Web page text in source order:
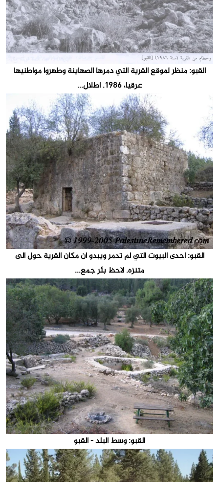
القبو: منظر لموقع القرية التي دمرها الصهاينة وطهروا مواطنيها
عرقيا، 1986. أطلال...
القبو: احدى البيوت التي لم تدمر ويبدو ان مكان القرية حول الى
متنزه. لاحظ بئر جمع...
القبو: وسط البلد - القبو